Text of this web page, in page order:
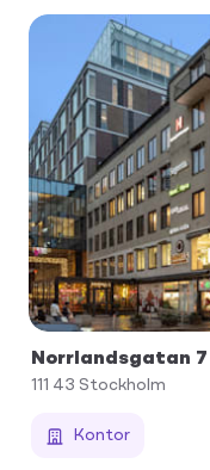
Norrlandsgatan 7
111 43 Stockholm
Kontor